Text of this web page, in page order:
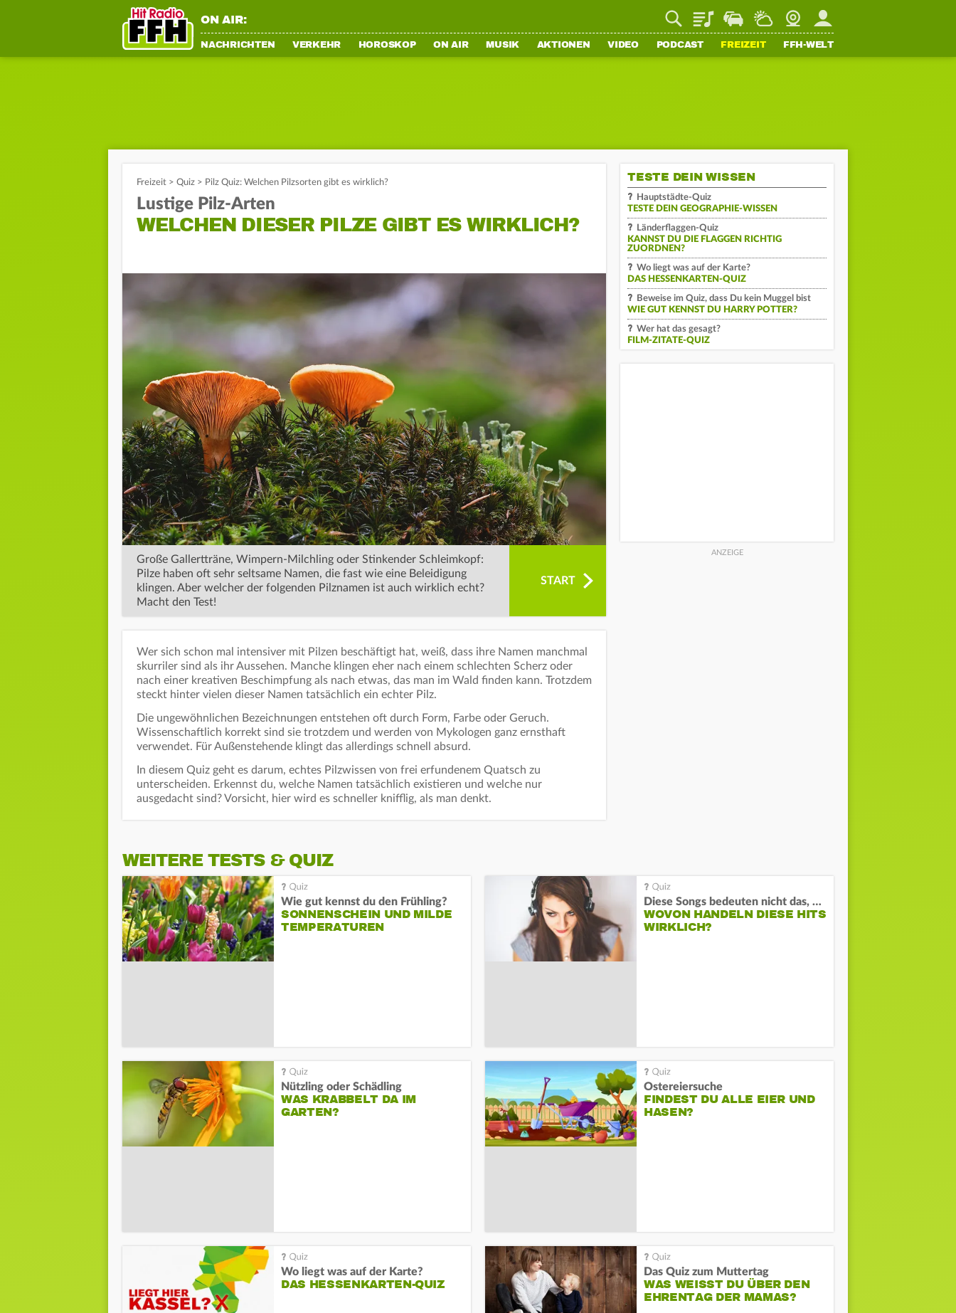
ON AIR: PlaylistStaupilotWetterWebcamMein FFH
NACHRICHTEN VERKEHR HOROSKOP ON AIR MUSIK AKTIONEN VIDEO PODCAST FREIZEIT FFH-WELT
Freizeit > Quiz > Pilz Quiz: Welchen Pilzsorten gibt es wirklich?
Lustige Pilz-Arten
WELCHEN DIESER PILZE GIBT ES WIRKLICH?
Große Gallertträne, Wimpern-Milchling oder Stinkender Schleimkopf:
Pilze haben oft sehr seltsame Namen, die fast wie eine Beleidigung
klingen. Aber welcher der folgenden Pilznamen ist auch wirklich echt?
Macht den Test!
START
Wer sich schon mal intensiver mit Pilzen beschäftigt hat, weiß, dass ihre Namen manchmal
skurriler sind als ihr Aussehen. Manche klingen eher nach einem schlechten Scherz oder
nach einer kreativen Beschimpfung als nach etwas, das man im Wald finden kann. Trotzdem
steckt hinter vielen dieser Namen tatsächlich ein echter Pilz.
Die ungewöhnlichen Bezeichnungen entstehen oft durch Form, Farbe oder Geruch.
Wissenschaftlich korrekt sind sie trotzdem und werden von Mykologen ganz ernsthaft
verwendet. Für Außenstehende klingt das allerdings schnell absurd.
In diesem Quiz geht es darum, echtes Pilzwissen von frei erfundenem Quatsch zu
unterscheiden. Erkennst du, welche Namen tatsächlich existieren und welche nur
ausgedacht sind? Vorsicht, hier wird es schneller knifflig, als man denkt.
TESTE DEIN WISSEN
Hauptstädte-Quiz
TESTE DEIN GEOGRAPHIE-WISSEN
Länderflaggen-Quiz
KANNST DU DIE FLAGGEN RICHTIG
ZUORDNEN?
Wo liegt was auf der Karte?
DAS HESSENKARTEN-QUIZ
Beweise im Quiz, dass Du kein Muggel bist
WIE GUT KENNST DU HARRY POTTER?
Wer hat das gesagt?
FILM-ZITATE-QUIZ
WEITERE TESTS & QUIZ
Wie gut kennst du den Frühling?
SONNENSCHEIN UND MILDE
TEMPERATUREN
Diese Songs bedeuten nicht das, was du denkst
WOVON HANDELN DIESE HITS
WIRKLICH?
Nützling oder Schädling
WAS KRABBELT DA IM
GARTEN?
Ostereiersuche
FINDEST DU ALLE EIER UND
HASEN?
Wo liegt was auf der Karte?
DAS HESSENKARTEN-QUIZ
Das Quiz zum Muttertag
WAS WEISST DU ÜBER DEN E
HRENTAG DER MAMAS?